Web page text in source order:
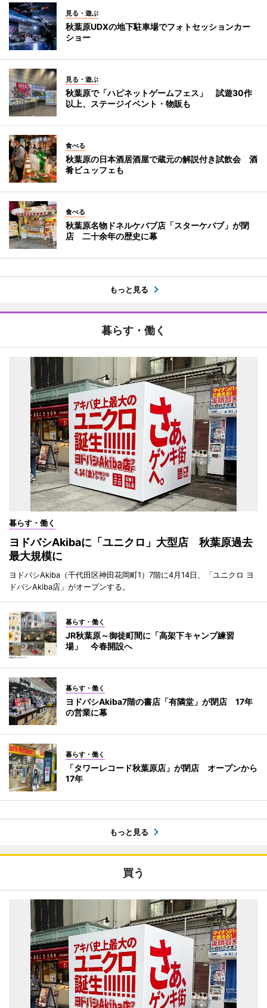
見る・遊ぶ
秋葉原UDXの地下駐車場でフォトセッションカー
ショー
見る・遊ぶ
秋葉原で「ハピネットゲームフェス」 試遊30作
以上、ステージイベント・物販も
食べる
秋葉原の日本酒居酒屋で蔵元の解説付き試飲会 酒
肴ビュッフェも
食べる
秋葉原名物ドネルケバブ店「スターケバブ」が閉
店 二十余年の歴史に幕
もっと見る
暮らす・働く
暮らす・働く
ヨドバシAkibaに「ユニクロ」大型店 秋葉原過去
最大規模に
ヨドバシAkiba（千代田区神田花岡町1）7階に4月14日、「ユニクロ ヨ
ドバシAkiba店」がオープンする。
暮らす・働く
JR秋葉原～御徒町間に「高架下キャンプ練習
場」 今春開設へ
暮らす・働く
ヨドバシAkiba7階の書店「有隣堂」が閉店 17年
の営業に幕
暮らす・働く
「タワーレコード秋葉原店」が閉店 オープンから
17年
もっと見る
買う